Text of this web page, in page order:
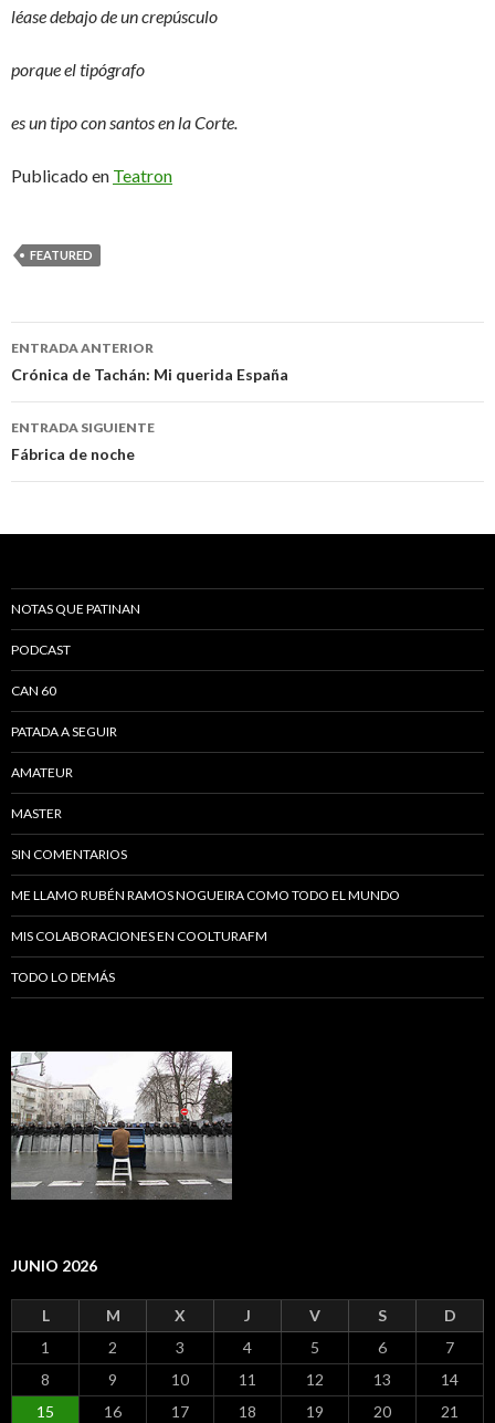
léase debajo de un crepúsculo
porque el tipógrafo
es un tipo con santos en la Corte.
Publicado en Teatron
FEATURED
Ir a la entrada
ENTRADA ANTERIOR
Crónica de Tachán: Mi querida España
ENTRADA SIGUIENTE
Fábrica de noche
NOTAS QUE PATINAN
PODCAST
CAN 60
PATADA A SEGUIR
AMATEUR
MASTER
SIN COMENTARIOS
ME LLAMO RUBÉN RAMOS NOGUEIRA COMO TODO EL MUNDO
MIS COLABORACIONES EN COOLTURAFM
TODO LO DEMÁS
JUNIO 2026
L M X J V S
D
1
2 3 4 5 6
7
8
9 10 11 12 13
14
15
16 17 18 19 20 21